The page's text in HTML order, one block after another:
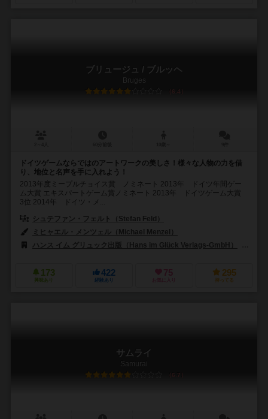
ブリュージュ / ブルッヘ
Bruges
6.4
ドイツゲームならではのアートワークの美しさ！様々な人物の力を借
り、地位と名声を手に入れよう！
2013年度ミープルチョイス賞 ノミネート 2013年 ドイツ年間ゲー
ム大賞 エキスパートゲーム賞ノミネート 2013年 ドイツゲーム大賞
3位 2014年 ドイツ・メ...
シュテファン・フェルト（Stefan Feld）
ミヒャエル・メンツェル（Michael Menzel）
ハンス イム グリュック出版（Hans im Glück Verlags-GmbH）
173
興味あり
422
経験あり
75
お気に入り
295
持ってる
サムライ
Samurai
6.7